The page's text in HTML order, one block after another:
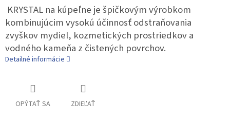
KRYSTAL na kúpeľne je špičkovým výrobkom
kombinujúcim vysokú účinnosť odstraňovania
zvyškov mydiel, kozmetických prostriedkov a
vodného kameňa z čistených povrchov.
Detailné informácie
OPÝTAŤ SA ZDIEĽAŤ